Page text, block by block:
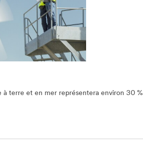
à terre et en mer représentera environ 30 %